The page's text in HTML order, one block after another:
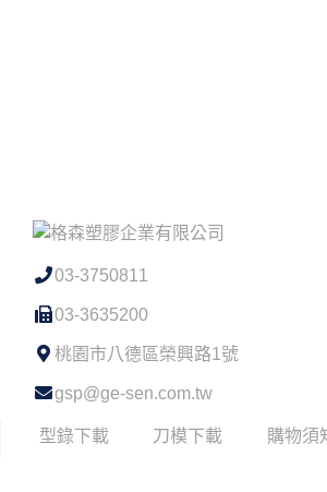
03-3750811
03-3635200
桃園市八德區榮興路1號
gsp@ge-sen.com.tw
型錄下載 刀模下載 購物須